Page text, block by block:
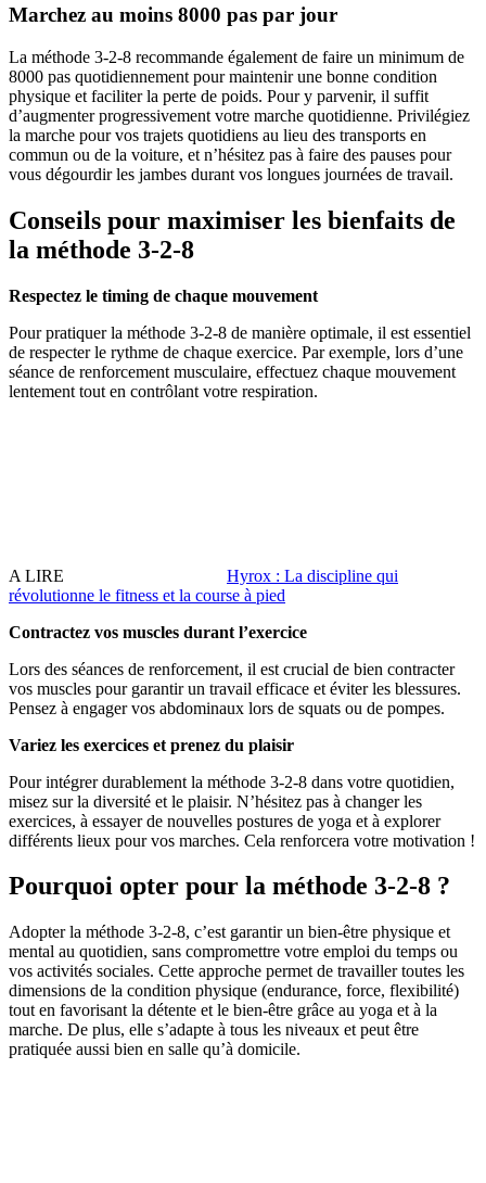
Marchez au moins 8000 pas par jour
La méthode 3-2-8 recommande également de faire un minimum de
8000 pas quotidiennement pour maintenir une bonne condition
physique et faciliter la perte de poids. Pour y parvenir, il suffit
d’augmenter progressivement votre marche quotidienne. Privilégiez
la marche pour vos trajets quotidiens au lieu des transports en
commun ou de la voiture, et n’hésitez pas à faire des pauses pour
vous dégourdir les jambes durant vos longues journées de travail.
Conseils pour maximiser les bienfaits de
la méthode 3-2-8
Respectez le timing de chaque mouvement
Pour pratiquer la méthode 3-2-8 de manière optimale, il est essentiel
de respecter le rythme de chaque exercice. Par exemple, lors d’une
séance de renforcement musculaire, effectuez chaque mouvement
lentement tout en contrôlant votre respiration.
A LIRE
Hyrox : La discipline qui
révolutionne le fitness et la course à pied
Contractez vos muscles durant l’exercice
Lors des séances de renforcement, il est crucial de bien contracter
vos muscles pour garantir un travail efficace et éviter les blessures.
Pensez à engager vos abdominaux lors de squats ou de pompes.
Variez les exercices et prenez du plaisir
Pour intégrer durablement la méthode 3-2-8 dans votre quotidien,
misez sur la diversité et le plaisir. N’hésitez pas à changer les
exercices, à essayer de nouvelles postures de yoga et à explorer
différents lieux pour vos marches. Cela renforcera votre motivation !
Pourquoi opter pour la méthode 3-2-8 ?
Adopter la méthode 3-2-8, c’est garantir un bien-être physique et
mental au quotidien, sans compromettre votre emploi du temps ou
vos activités sociales. Cette approche permet de travailler toutes les
dimensions de la condition physique (endurance, force, flexibilité)
tout en favorisant la détente et le bien-être grâce au yoga et à la
marche. De plus, elle s’adapte à tous les niveaux et peut être
pratiquée aussi bien en salle qu’à domicile.